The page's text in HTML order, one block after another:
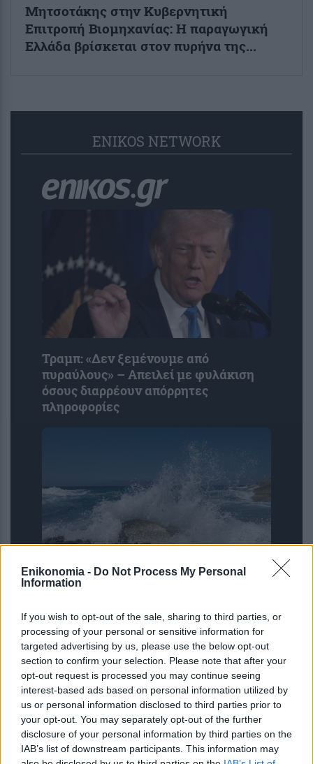
Enikonomia - Do Not Process My Personal
Information
If you wish to opt-out of the sale, sharing to third parties, or
processing of your personal or sensitive information for
targeted advertising by us, please use the below opt-out
section to confirm your selection. Please note that after your
opt-out request is processed you may continue seeing
interest-based ads based on personal information utilized by
us or personal information disclosed to third parties prior to
your opt-out. You may separately opt-out of the further
disclosure of your personal information by third parties on the
IAB’s list of downstream participants. This information may
Μητσοτάκης στην Κυβερνητική
Επιτροπή Βιομηχανίας: Η παραγωγική
Ελλάδα βρίσκεται στον πυρήνα της...
ENIKOS NETWORK
Τραμπ: «Δεν ξεμένουμε από
πυραύλους» – Απειλεί με φυλάκιση
όσους διαρρέουν απόρρητες
πληροφορίες
Καιρός: Ενισχύεται το μελτέμι στο
Αιγαίο από την Κυριακή – Έρχονται
πυρκαγιών